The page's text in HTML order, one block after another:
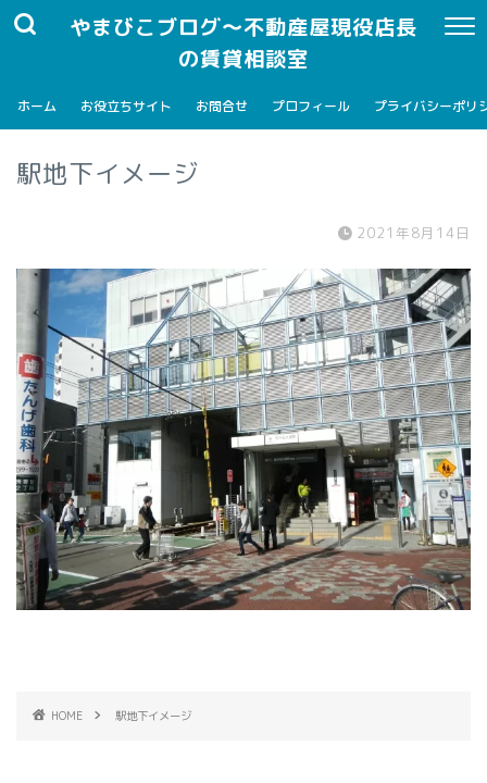
やまびこブログ～不動産屋現役店長
の賃貸相談室
ホーム お役立ちサイト お問合せ プロフィール プライバシーポリ
駅地下イメージ
2021年8月14日
HOME 駅地下イメージ